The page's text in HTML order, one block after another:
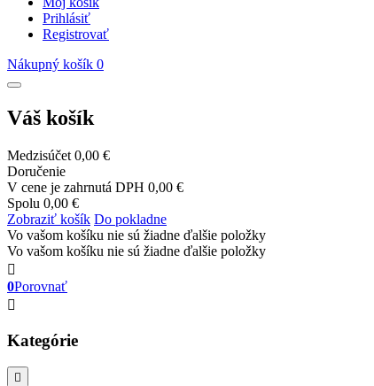
Prihlásiť
Registrovať
Nákupný košík 0
Váš košík
Medzisúčet 0,00 €
Doručenie
V cene je zahrnutá DPH 0,00 €
Spolu 0,00 €
Zobraziť košík Do pokladne
Vo vašom košíku nie sú žiadne ďalšie položky
Vo vašom košíku nie sú žiadne ďalšie položky

0Porovnať

Kategórie
